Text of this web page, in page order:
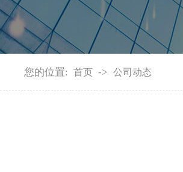
您的位置: 首页 -> 公司动态